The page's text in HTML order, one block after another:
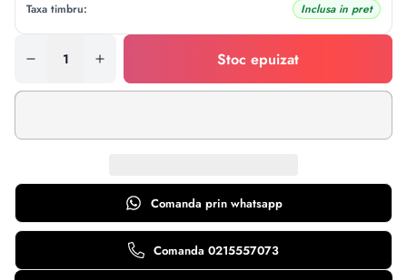
Taxa timbru: Inclusa in pret
Stoc epuizat
Comanda prin whatsapp
Comanda 0215557073